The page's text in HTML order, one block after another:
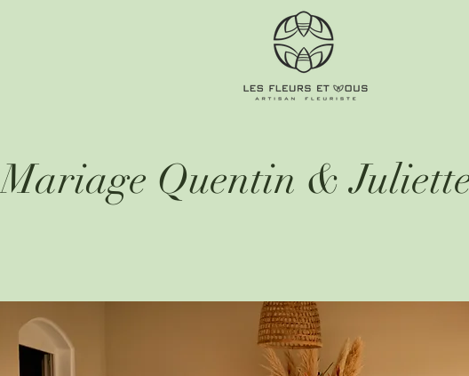
Mariage Quentin &
Photographe : Inés Arámburo (@inesaramburo)